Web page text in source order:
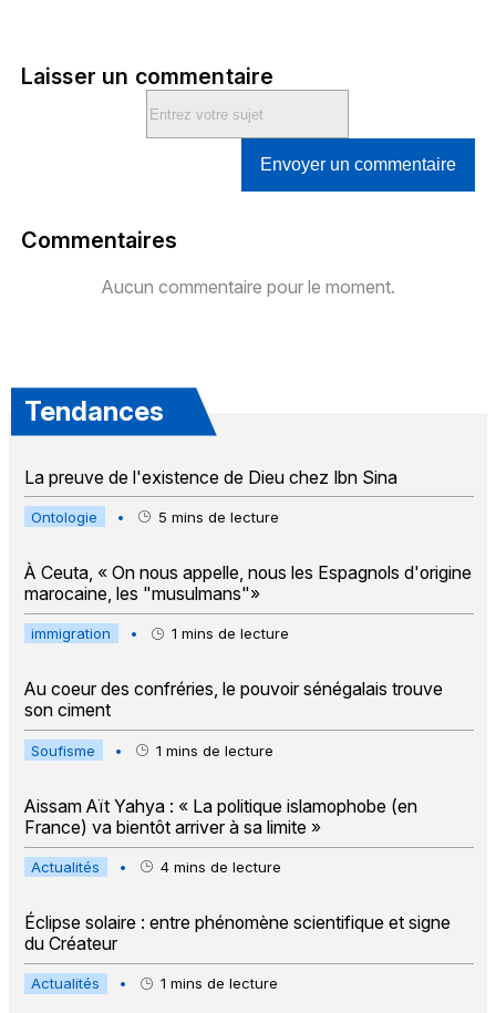
Laisser un commentaire
Envoyer un commentaire
Commentaires
Aucun commentaire pour le moment.
Tendances
La preuve de l'existence de Dieu chez Ibn Sina
Ontologie • 5 mins de lecture
À Ceuta, « On nous appelle, nous les Espagnols d'origine
marocaine, les "musulmans"»
immigration • 1 mins de lecture
Au coeur des confréries, le pouvoir sénégalais trouve
son ciment
Soufisme • 1 mins de lecture
Aissam Aït Yahya : « La politique islamophobe (en
France) va bientôt arriver à sa limite »
Actualités • 4 mins de lecture
Éclipse solaire : entre phénomène scientifique et signe
du Créateur
Actualités • 1 mins de lecture